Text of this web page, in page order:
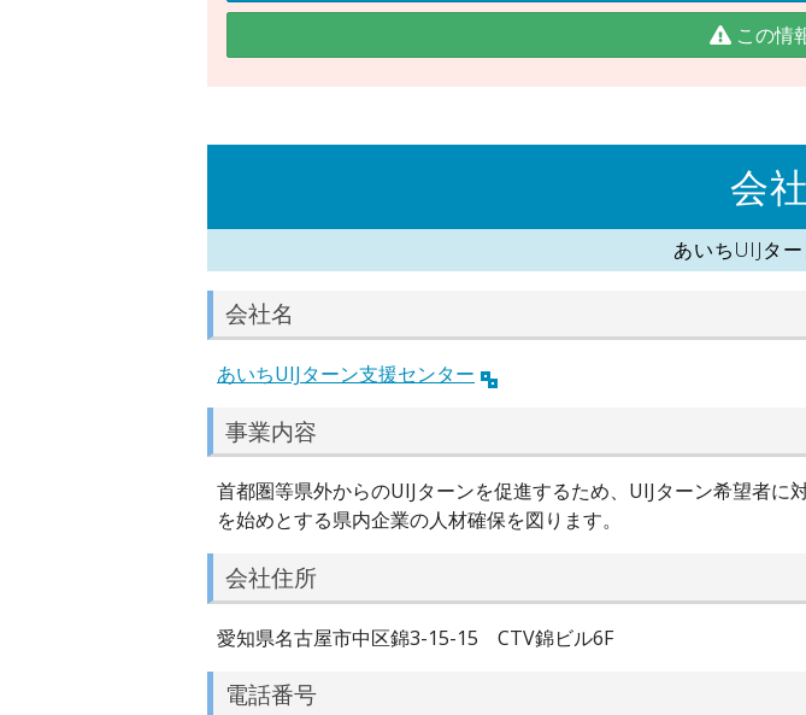
この情
会
あいちUIJタ
会社名
あいちUIJターン支援センター
事業内容
首都圏等県外からのUIJターンを促進するため、UIJターン希望者
を始めとする県内企業の人材確保を図ります。
会社住所
愛知県名古屋市中区錦3-15-15 CTV錦ビル6F
電話番号